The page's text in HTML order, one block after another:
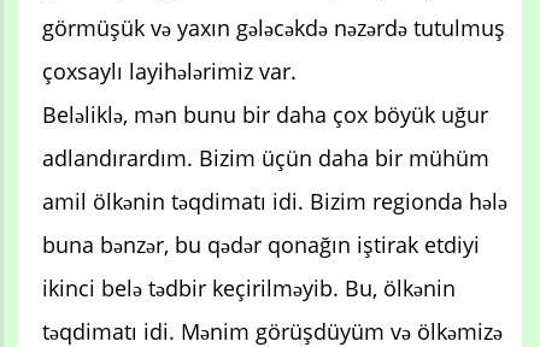
görmüşük və yaxın gələcəkdə nəzərdə tutulmuş
çoxsaylı layihələrimiz var.
Beləliklə, mən bunu bir daha çox böyük uğur
adlandırardım. Bizim üçün daha bir mühüm
amil ölkənin təqdimatı idi. Bizim regionda hələ
buna bənzər, bu qədər qonağın iştirak etdiyi
ikinci belə tədbir keçirilməyib. Bu, ölkənin
təqdimatı idi. Mənim görüşdüyüm və ölkəmizə